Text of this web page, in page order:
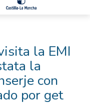
la EMI
la
con
por get